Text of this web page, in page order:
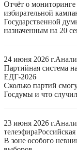
Отчёт о
избирательной
Государственной
назначенным на 20
24 июня 2026 г.
Партийная система
ЕДГ-2026
Сколько партий
Госдумы и что
23 июня 2026 г.
телеэфира
В зоне особого